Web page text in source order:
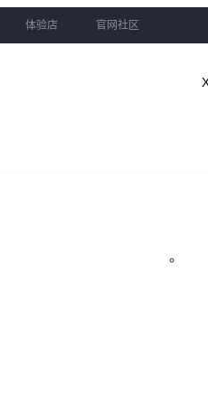
体验店 官网社区